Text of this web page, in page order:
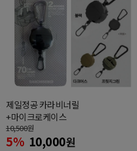
제일정공 카라비너릴
+마이크로케이스
10,500원
5% 10,000원